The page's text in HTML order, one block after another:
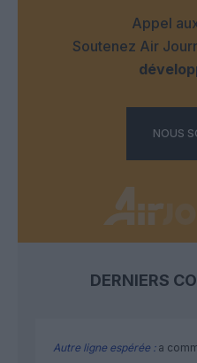
Appel
Soutenez Air
NOUS
DERNIERS
Autre ligne espérée :a